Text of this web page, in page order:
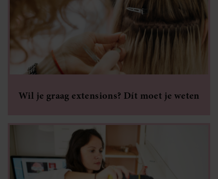
Wil je graag extensions? Dít moet je weten